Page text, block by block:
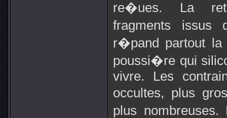
re�ues. La
fragments issus
r�pand partout
poussi�re qui
vivre. Les
occultes, plus
plus